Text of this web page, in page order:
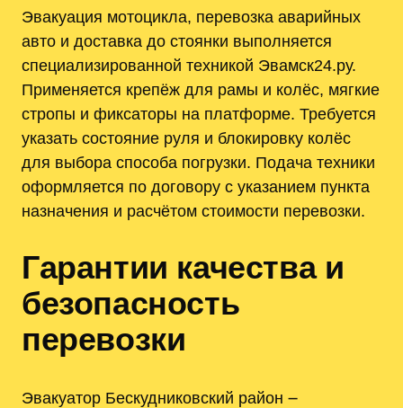
Эвакуация мотоцикла, перевозка аварийных
авто и доставка до стоянки выполняется
специализированной техникой Эвамск24.ру.
Применяется крепёж для рамы и колёс, мягкие
стропы и фиксаторы на платформе. Требуется
указать состояние руля и блокировку колёс
для выбора способа погрузки. Подача техники
оформляется по договору с указанием пункта
назначения и расчётом стоимости перевозки.
Гарантии качества и
безопасность
перевозки
Эвакуатор Бескудниковский район ౼